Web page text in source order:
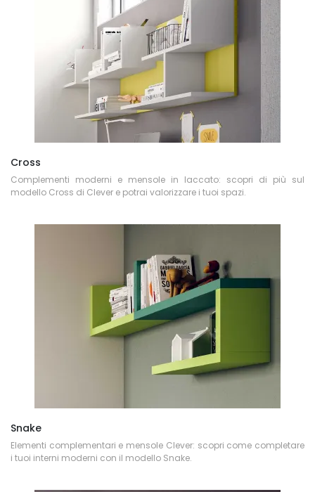
Cross
Complementi moderni e mensole in laccato: scopri di più sul
modello Cross di Clever e potrai valorizzare i tuoi spazi.
Snake
Elementi complementari e mensole Clever: scopri come completare
i tuoi interni moderni con il modello Snake.